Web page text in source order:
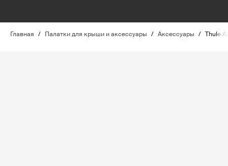
Главная / Палатки для крыши и аксессуары / Аксессуары / Thule